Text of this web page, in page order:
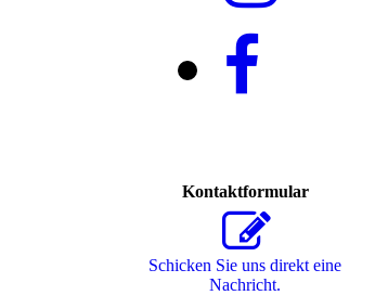
Kontaktformular
Schicken Sie uns direkt eine
Nachricht.